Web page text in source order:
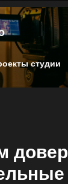
студии